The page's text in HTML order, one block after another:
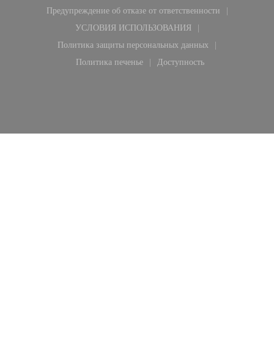
Предупреждение об отказе от ответственности
((открывается в новом окне))
УСЛОВИЯ ИСПОЛЬЗОВАНИЯ
((открывается в новом окне))
Политика защиты персональных данных
((открывается в новом окне))
Политика печенье
((открывается в новом окне))
Доступность